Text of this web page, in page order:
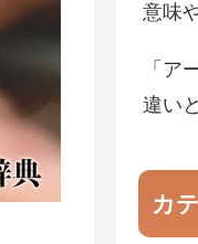
意味
「ア
違い
カ